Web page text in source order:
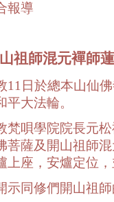
報導
祖師混元襌師
11日於總本山仙
大法輪。
梵唄學院院長元
菩薩及開山祖師
上座，安爐定位
示同修們開山祖師